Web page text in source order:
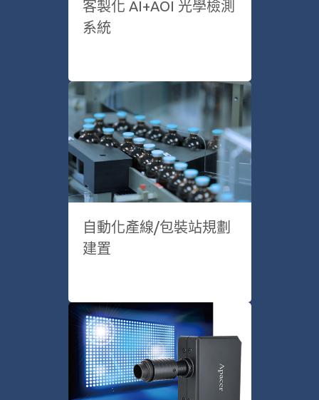
客製化 AI+AOI 光學檢測
系統
自動化產線/包裝站規劃
建置